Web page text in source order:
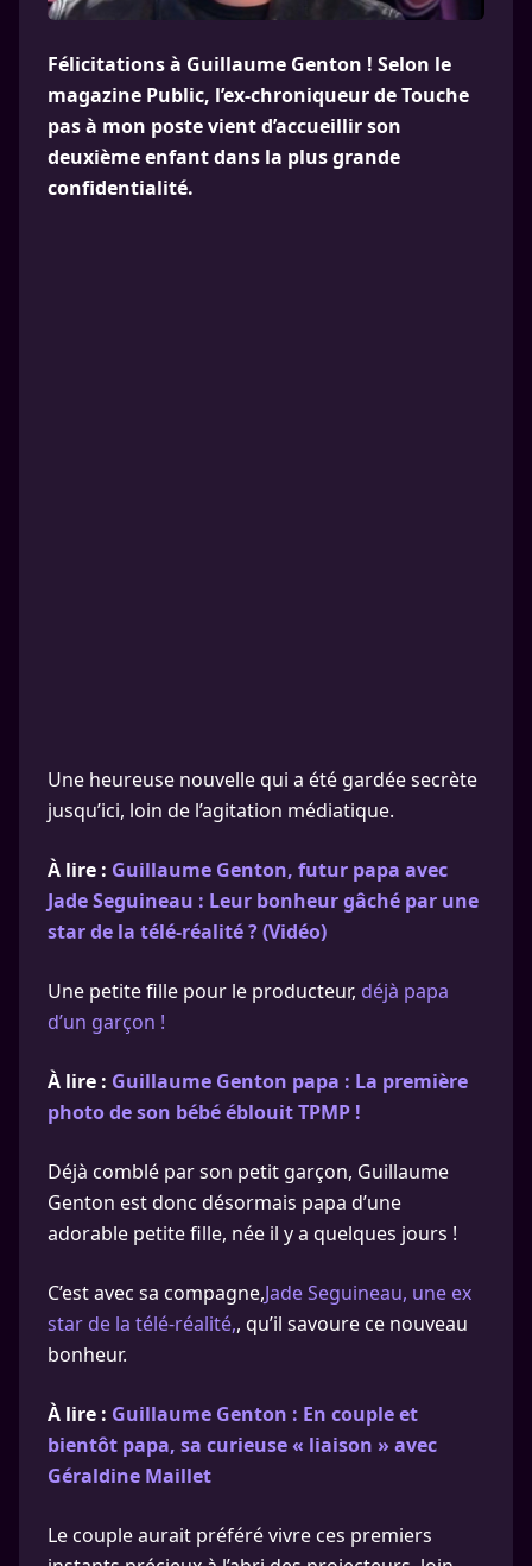
Félicitations à Guillaume Genton ! Selon le
magazine Public, l’ex-chroniqueur de Touche
pas à mon poste vient d’accueillir son
deuxième enfant dans la plus grande
confidentialité.
Une heureuse nouvelle qui a été gardée secrète
jusqu’ici, loin de l’agitation médiatique.
À lire : Guillaume Genton, futur papa avec
Jade Seguineau : Leur bonheur gâché par une
star de la télé-réalité ? (Vidéo)
Une petite fille pour le producteur, déjà papa
d’un garçon !
À lire : Guillaume Genton papa : La première
photo de son bébé éblouit TPMP !
Déjà comblé par son petit garçon, Guillaume
Genton est donc désormais papa d’une
adorable petite fille, née il y a quelques jours !
C’est avec sa compagne,Jade Seguineau, une ex
star de la télé-réalité,, qu’il savoure ce nouveau
bonheur.
À lire : Guillaume Genton : En couple et
bientôt papa, sa curieuse « liaison » avec
Géraldine Maillet
Le couple aurait préféré vivre ces premiers